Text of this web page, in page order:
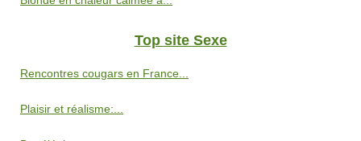
Top site Sexe
Rencontres cougars en France...
Plaisir et réalisme:...